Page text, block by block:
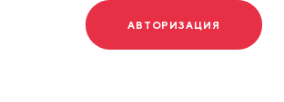
АВТОРИЗАЦИЯ